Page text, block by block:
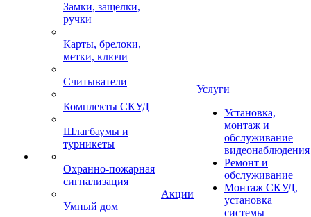
Замки, защелки,
ручки
Карты, брелоки,
метки, ключи
Считыватели
Комплекты СКУД
Шлагбаумы и
турникеты
Охранно-пожарная
сигнализация
Умный дом
Акции
Услуги
Установка,
монтаж и
обслуживание
видеонаблюдения
Ремонт и
обслуживание
Монтаж СКУД,
установка
системы